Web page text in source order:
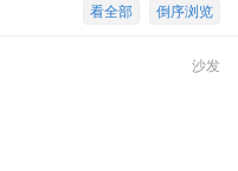
倒序浏览
看全部
沙发